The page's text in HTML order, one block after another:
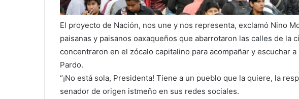
El proyecto de Nación, nos une y nos representa, exclamó Nino
paisanas y paisanos oaxaqueños que abarrotaron las calles de la
concentraron en el zócalo capitalino para acompañar y escuchar
Pardo.
“¡No está sola, Presidenta! Tiene a un pueblo que la quiere, la
senador de origen istmeño en sus redes sociales.